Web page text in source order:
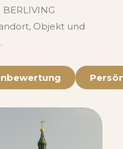
Objekt und